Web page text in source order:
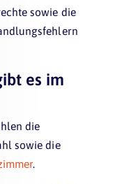
sowie die
es im
die
sowie die
.